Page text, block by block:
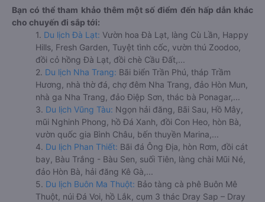
Bạn có thể tham khảo thêm một số điểm đến hấp dẫn khác
cho chuyến đi sắp tới:
1. Du lịch Đà Lạt: Vườn hoa Đà Lạt, làng Cù Lần, Happy
Hills, Fresh Garden, Tuyệt tình cốc, vườn thú Zoodoo,
đồi cỏ hồng Đà Lạt, đồi chè Cầu Đất,...
2. Du lịch Nha Trang: Bãi biển Trần Phú, tháp Trầm
Hương, nhà thờ đá, chợ đêm Nha Trang, đảo Hòn Mun,
nhà ga Nha Trang, đảo Điệp Sơn, thác bà Ponagar,...
3. Du lịch Vũng Tàu: Ngọn hải đăng, Bãi Sau, Hồ Mây,
mũi Nghinh Phong, hồ Đá Xanh, đồi Con Heo, hòn Bà,
vườn quốc gia Bình Châu, bến thuyền Marina,...
4. Du lịch Phan Thiết: Bãi đá Ông Địa, hòn Rơm, đồi cát
bay, Bàu Trắng - Bàu Sen, suối Tiên, làng chài Mũi Né,
đảo Hòn Bà, hải đăng Kê Gà,...
5. Du lịch Buôn Ma Thuột: Bảo tàng cà phê Buôn Mê
Thuột, núi Đá Voi, hồ Lắk, cụm 3 thác Dray Sap – Dray